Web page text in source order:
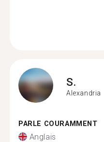
S.
Alexandria
PARLE COURAMMENT
Anglais